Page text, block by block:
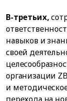
В-третьих,
навыков и
своей
организации
и